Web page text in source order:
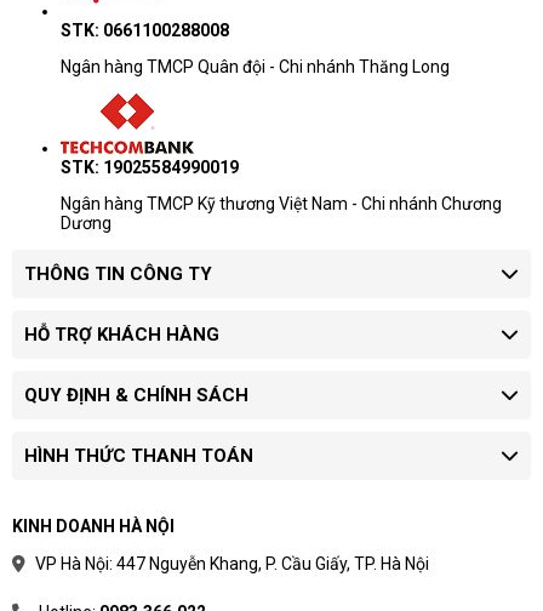
STK: 0661100288008
Ngân hàng TMCP Quân đội - Chi nhánh Thăng Long
STK: 19025584990019
Ngân hàng TMCP Kỹ thương Việt Nam - Chi nhánh Chương
Dương
THÔNG TIN CÔNG TY
HỖ TRỢ KHÁCH HÀNG
QUY ĐỊNH & CHÍNH SÁCH
HÌNH THỨC THANH TOÁN
KINH DOANH HÀ NỘI
VP Hà Nội: 447 Nguyễn Khang, P. Cầu Giấy, TP. Hà Nội